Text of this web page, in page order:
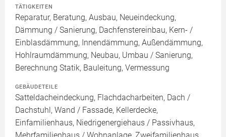
TÄTIGKEITEN
Reparatur, Beratung, Ausbau, Neueindeckung,
Dämmung / Sanierung, Dachfenstereinbau, Kern- /
Einblasdämmung, Innendämmung, Außendämmung,
Hohlraumdämmung, Neubau, Umbau / Sanierung,
Berechnung Statik, Bauleitung, Vermessung
GEBÄUDETEILE
Satteldacheindeckung, Flachdacharbeiten, Dach /
Dachstuhl, Wand / Fassade, Kellerdecke,
Einfamilienhaus, Niedrigenergiehaus / Passivhaus,